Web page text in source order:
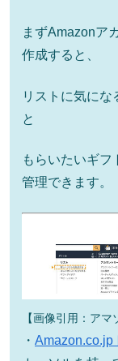
まずAmazonア
作成すると、
リストに気にな
と
もらいたいギ
管理できます。
【画像引用：アマ
・ Amazon.co.jp